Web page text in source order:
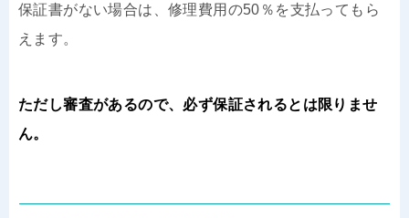
保証書がない場合は、修理費用の50％を支払ってもら
えます。
ただし審査があるので、必ず保証されるとは限りませ
ん。